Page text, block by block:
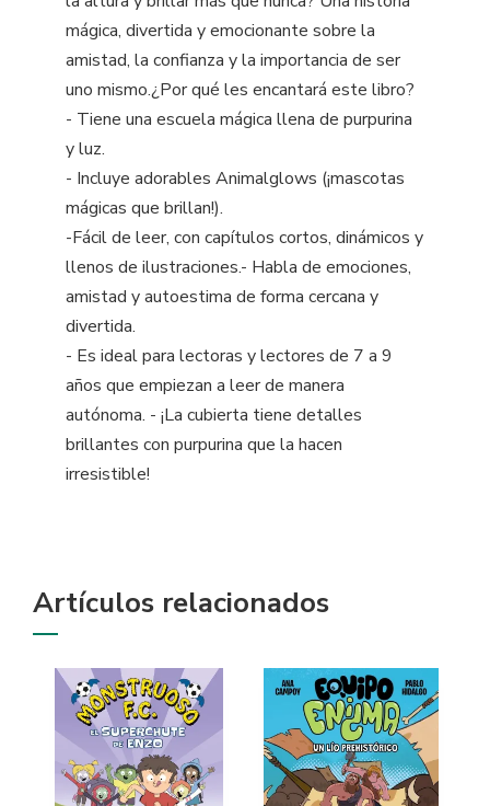
mágica, divertida y emocionante sobre la
amistad, la confianza y la importancia de ser
uno mismo.¿Por qué les encantará este libro?
- Tiene una escuela mágica llena de purpurina
y luz.
- Incluye adorables Animalglows (¡mascotas
mágicas que brillan!).
-Fácil de leer, con capítulos cortos, dinámicos y
llenos de ilustraciones.- Habla de emociones,
amistad y autoestima de forma cercana y
divertida.
- Es ideal para lectoras y lectores de 7 a 9
años que empiezan a leer de manera
autónoma. - ¡La cubierta tiene detalles
brillantes con purpurina que la hacen
irresistible!
Artículos relacionados